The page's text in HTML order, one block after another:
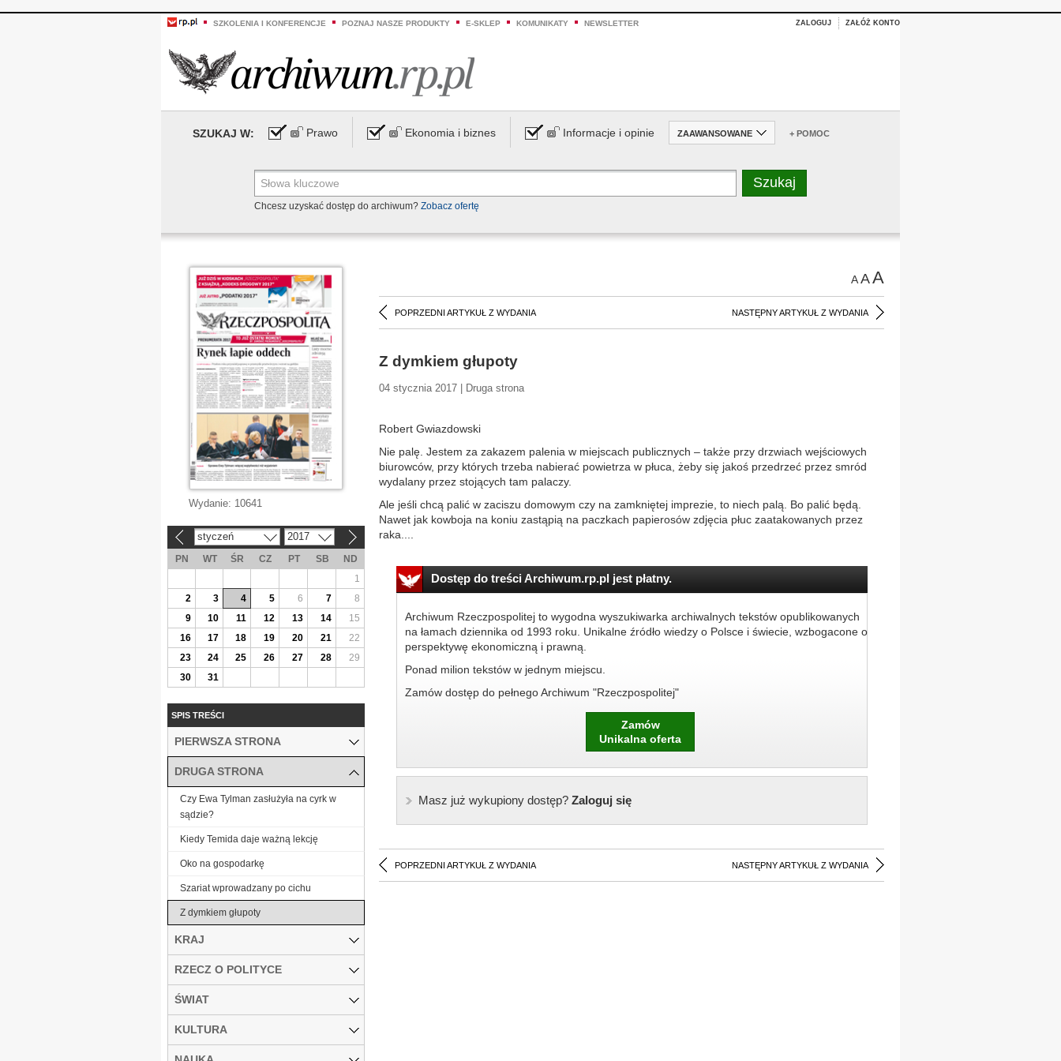
SZKOLENIA I KONFERENCJE POZNAJ NASZE PRODUKTY E-SKLEP KOMUNIKATY NEWSLETTER ZALOGUJ ZAŁÓŻ KONTO
SZUKAJ W: Prawo Ekonomia i biznes Informacje i opinie ZAAWANSOWANE + POMOC
Chcesz uzyskać dostęp do archiwum? Zobacz ofertę
AAA
POPRZEDNI ARTYKUŁ Z WYDANIA NASTĘPNY ARTYKUŁ Z WYDANIA
Z dymkiem głupoty
04 stycznia 2017 | Druga strona
Robert Gwiazdowski
Nie palę. Jestem za zakazem palenia w miejscach publicznych – także przy drzwiach wejściowych
biurowców, przy których trzeba nabierać powietrza w płuca, żeby się jakoś przedrzeć przez smród
wydalany przez stojących tam palaczy.
Ale jeśli chcą palić w zaciszu domowym czy na zamkniętej imprezie, to niech palą. Bo palić będą.
Nawet jak kowboja na koniu zastąpią na paczkach papierosów zdjęcia płuc zaatakowanych przez
raka....
Dostęp do treści Archiwum.rp.pl jest płatny.
Archiwum Rzeczpospolitej to wygodna wyszukiwarka archiwalnych tekstów opublikowanych
na łamach dziennika od 1993 roku. Unikalne źródło wiedzy o Polsce i świecie, wzbogacone o
perspektywę ekonomiczną i prawną.
Ponad milion tekstów w jednym miejscu.
Zamów dostęp do pełnego Archiwum "Rzeczpospolitej"
Zamów
Unikalna oferta
Masz już wykupiony dostęp?Zaloguj się
POPRZEDNI ARTYKUŁ Z WYDANIA NASTĘPNY ARTYKUŁ Z WYDANIA
Wydanie: 10641
styczeń 2017
PN WT ŚR CZ PT SB
ND
1
2
3 4 5 6 7
8
9
10 11 12 13 14
15
16
17 18 19 20 21
22
23
24 25 26 27 28
29
30
31
SPIS TREŚCI
PIERWSZA STRONA
DRUGA STRONA
Czy Ewa Tylman zasłużyła na cyrk w
sądzie?
Kiedy Temida daje ważną lekcję
Oko na gospodarkę
Szariat wprowadzany po cichu
Z dymkiem głupoty
KRAJ
RZECZ O POLITYCE
ŚWIAT
KULTURA